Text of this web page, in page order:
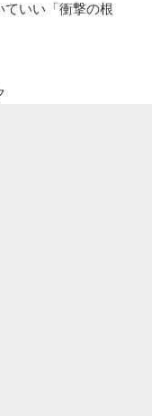
ていい「衝撃の根